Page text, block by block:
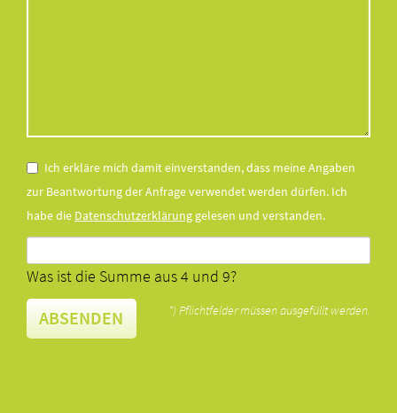
Ich erkläre mich damit einverstanden, dass meine Angaben
zur Beantwortung der Anfrage verwendet werden dürfen. Ich
habe die Datenschutzerklärung gelesen und verstanden.
Was ist die Summe aus 4 und 9?
ABSENDEN *) Pflichtfelder müssen ausgefüllt werden.